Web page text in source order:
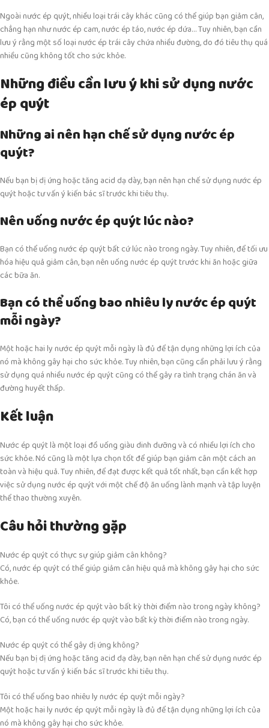
Ngoài nước ép quýt, nhiều loại trái cây khác cũng có thể giúp bạn giảm cân,
chẳng hạn như nước ép cam, nước ép táo, nước ép dứa… Tuy nhiên, bạn cần
lưu ý rằng một số loại nước ép trái cây chứa nhiều đường, do đó tiêu thụ quá
nhiều cũng không tốt cho sức khỏe.
Những điều cần lưu ý khi sử dụng nước
ép quýt
Những ai nên hạn chế sử dụng nước ép
quýt?
Nếu bạn bị dị ứng hoặc tăng acid dạ dày, bạn nên hạn chế sử dụng nước ép
quýt hoặc tư vấn ý kiến bác sĩ trước khi tiêu thụ.
Nên uống nước ép quýt lúc nào?
Bạn có thể uống nước ép quýt bất cứ lúc nào trong ngày. Tuy nhiên, để tối ưu
hóa hiệu quả giảm cân, bạn nên uống nước ép quýt trước khi ăn hoặc giữa
các bữa ăn.
Bạn có thể uống bao nhiêu ly nước ép quýt
mỗi ngày?
Một hoặc hai ly nước ép quýt mỗi ngày là đủ để tận dụng những lợi ích của
nó mà không gây hại cho sức khỏe. Tuy nhiên, bạn cũng cần phải lưu ý rằng
sử dụng quá nhiều nước ép quýt cũng có thể gây ra tình trạng chán ăn và
đường huyết thấp.
Kết luận
Nước ép quýt là một loại đồ uống giàu dinh dưỡng và có nhiều lợi ích cho
sức khỏe. Nó cũng là một lựa chọn tốt để giúp bạn giảm cân một cách an
toàn và hiệu quả. Tuy nhiên, để đạt được kết quả tốt nhất, bạn cần kết hợp
việc sử dụng nước ép quýt với một chế độ ăn uống lành mạnh và tập luyện
thể thao thường xuyên.
Câu hỏi thường gặp
Nước ép quýt có thực sự giúp giảm cân không?
Có, nước ép quýt có thể giúp giảm cân hiệu quả mà không gây hại cho sức
khỏe.
Tôi có thể uống nước ép quýt vào bất kỳ thời điểm nào trong ngày không?
Có, bạn có thể uống nước ép quýt vào bất kỳ thời điểm nào trong ngày.
Nước ép quýt có thể gây dị ứng không?
Nếu bạn bị dị ứng hoặc tăng acid dạ dày, bạn nên hạn chế sử dụng nước ép
quýt hoặc tư vấn ý kiến bác sĩ trước khi tiêu thụ.
Tôi có thể uống bao nhiêu ly nước ép quýt mỗi ngày?
Một hoặc hai ly nước ép quýt mỗi ngày là đủ để tận dụng những lợi ích của
nó mà không gây hại cho sức khỏe.